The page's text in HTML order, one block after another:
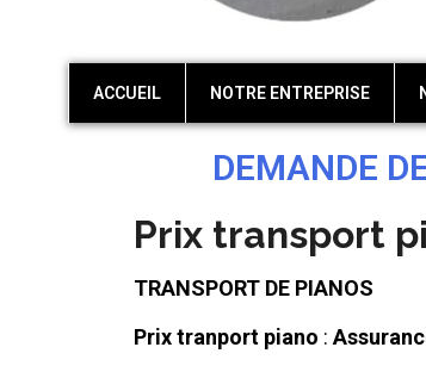
ACCUEIL NOTRE ENTREPRISE
DEMANDE
Prix transport
TRANSPORT DE PIANOS
Prix tranport piano :